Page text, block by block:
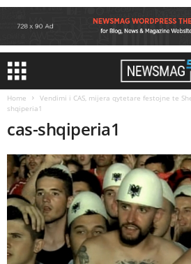
Home Vendimi i CAS, mijera qytetare festojne te
shqiperia1
cas-shqiperia1